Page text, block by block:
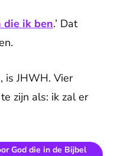
die ik ben.’ Dat
is JHWH. Vier
zijn als: ik zal er
God die in de Bijbel